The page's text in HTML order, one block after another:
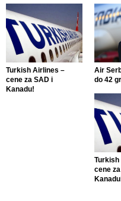
Turkish Airlines –
cene za SAD i
Kanadu!
Air
do 42
cene